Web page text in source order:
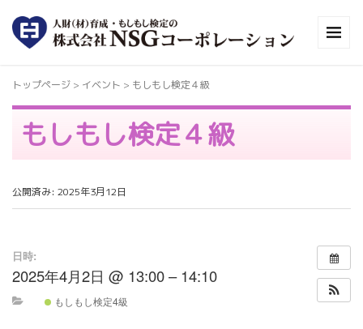
トップページ > イベント > もしもし検定４級
もしもし検定４級
公開済み: 2025年3月12日
日時:
2025年4月2日 @ 13:00 – 14:10
もしもし検定4級